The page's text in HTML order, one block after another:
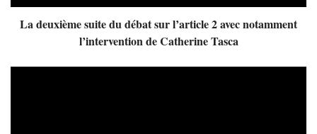
La deuxième suite du débat sur l’article 2 avec notamment
l’intervention de Catherine Tasca